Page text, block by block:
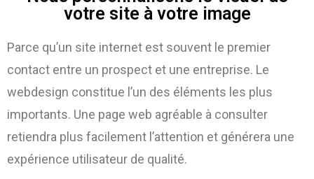
votre site à votre image
Parce qu’un site internet est souvent le premier
contact entre un prospect et une entreprise. Le
webdesign constitue l’un des éléments les plus
importants. Une page web agréable à consulter
retiendra plus facilement l’attention et générera une
expérience utilisateur de qualité.